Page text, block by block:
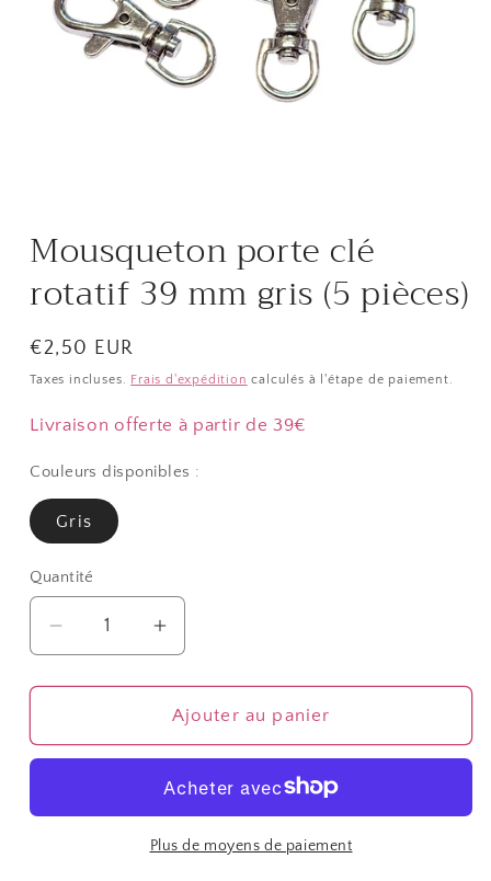
1
dans
fenêtre
modale
Mousqueton porte clé
rotatif 39 mm gris (5 pièces)
Prix
habituel
€2,50 EUR
Taxes incluses. Frais d'expédition calculés à l'étape de paiement.
Livraison offerte à partir de 39€
Couleurs disponibles :
Gris
Quantité
Quantité
Réduire
la
quantité
Mousqueton
rotatif
Augmenter
la
quantité
de
Mousqueton
clé
rotatif
39
Ajouter au panier
Plus de moyens de paiement